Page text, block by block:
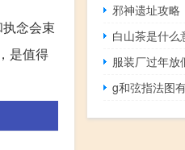
念会束
是值得
邪神遗址攻略
白山茶是什么
服装厂过年放
g和弦指法图